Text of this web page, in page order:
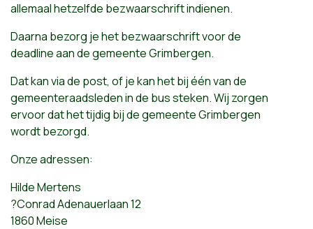
allemaal hetzelfde bezwaarschrift indienen.
Daarna bezorg je het bezwaarschrift voor de
deadline aan de gemeente Grimbergen.
Dat kan via de post, of je kan het bij één van de
gemeenteraadsleden in de bus steken. Wij zorgen
ervoor dat het tijdig bij de gemeente Grimbergen
wordt bezorgd.
Onze adressen:
Hilde Mertens
?Conrad Adenauerlaan 12
1860 Meise